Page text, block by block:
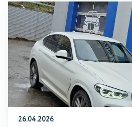
26.04.2026